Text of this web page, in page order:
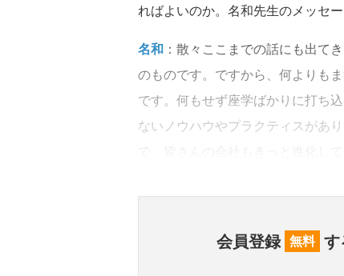
ればよいのか。名和先生のメッセ
名和 ：散々ここまでの話にも出て
のものです。ですから、何よりも
です。何もせず座学ばかりに打ち
ないノウハウやプラクティスがあ
会員登録 無料